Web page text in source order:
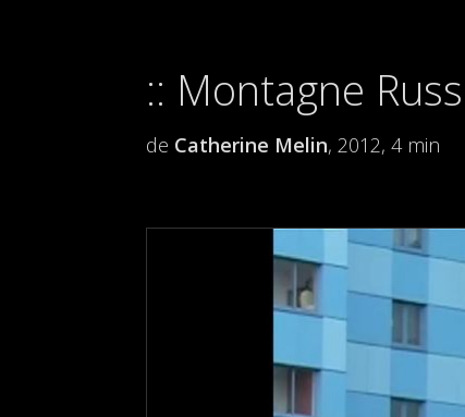
Montagne
de Catherine Melin, 2012, 4 min